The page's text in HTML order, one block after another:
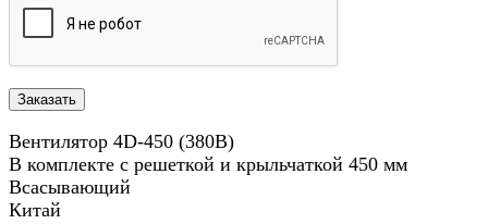
Вентилятор 4D-450 (380В)
В комплекте с решеткой и крыльчаткой 450 мм
Всасывающий
Китай